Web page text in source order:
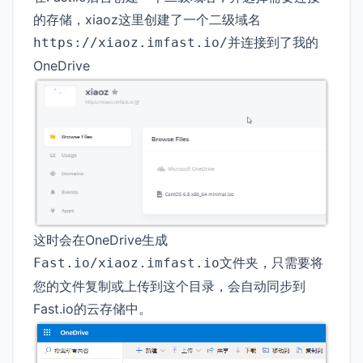
的存储，xiaoz这里创建了一个二级域名
https://xiaoz.imfast.io/并连接到了我的
OneDrive
这时会在OneDrive生成
Fast.io/xiaoz.imfast.io文件夹，只需要将
您的文件复制或上传到这个目录，会自动同步到
Fast.io的云存储中。